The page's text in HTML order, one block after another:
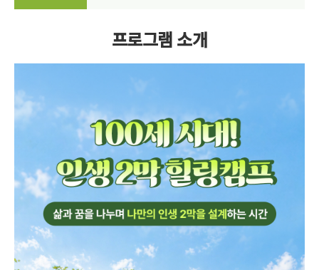
프로그램 소개